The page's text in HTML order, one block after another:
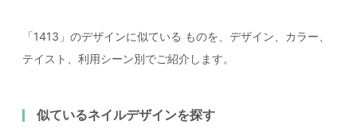
「1413」のデザインに似ている ものを、デザイン、カラー、
テイスト、利用シーン別でご紹介します。
似ているネイルデザインを探す